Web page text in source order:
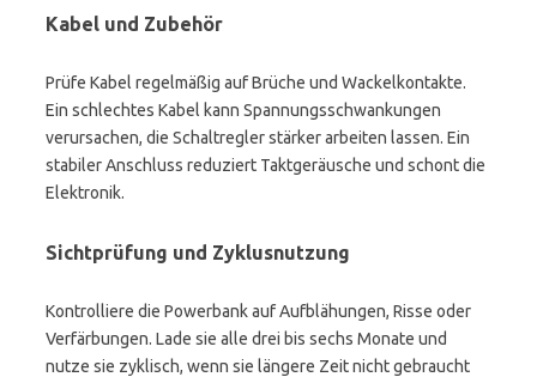
Kabel und Zubehör
Prüfe Kabel regelmäßig auf Brüche und Wackelkontakte.
Ein schlechtes Kabel kann Spannungsschwankungen
verursachen, die Schaltregler stärker arbeiten lassen. Ein
stabiler Anschluss reduziert Taktgeräusche und schont die
Elektronik.
Sichtprüfung und Zyklusnutzung
Kontrolliere die Powerbank auf Aufblähungen, Risse oder
Verfärbungen. Lade sie alle drei bis sechs Monate und
nutze sie zyklisch, wenn sie längere Zeit nicht gebraucht